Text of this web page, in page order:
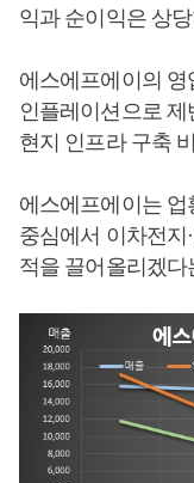
익과 순이익은 상
에스에프에이의 영
인플레이션으로 제
현지 인프라 구축
에스에프에이는 업
중심에서 이차전지
적을 끌어올리겠